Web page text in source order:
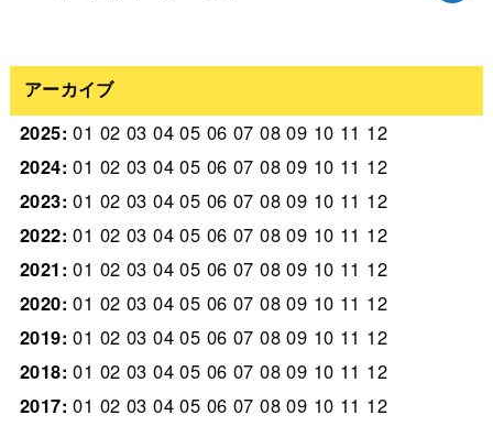
アーカイブ
2025:01 02 03 04 05 06 07 08 09 10 11 12
2024:01 02 03 04 05 06 07 08 09 10 11 12
2023:01 02 03 04 05 06 07 08 09 10 11 12
2022:01 02 03 04 05 06 07 08 09 10 11 12
2021:01 02 03 04 05 06 07 08 09 10 11 12
2020:01 02 03 04 05 06 07 08 09 10 11 12
2019:01 02 03 04 05 06 07 08 09 10 11 12
2018:01 02 03 04 05 06 07 08 09 10 11 12
2017:01 02 03 04 05 06 07 08 09 10 11 12